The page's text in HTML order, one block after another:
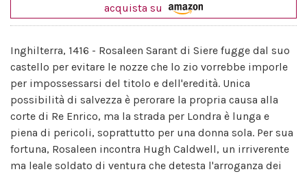
acquista su
Inghilterra, 1416 - Rosaleen Sarant di Siere fugge dal suo
castello per evitare le nozze che lo zio vorrebbe imporle
per impossessarsi del titolo e dell'eredità. Unica
possibilità di salvezza è perorare la propria causa alla
corte di Re Enrico, ma la strada per Londra è lunga e
piena di pericoli, soprattutto per una donna sola. Per sua
fortuna, Rosaleen incontra Hugh Caldwell, un irriverente
ma leale soldato di ventura che detesta l'arroganza dei